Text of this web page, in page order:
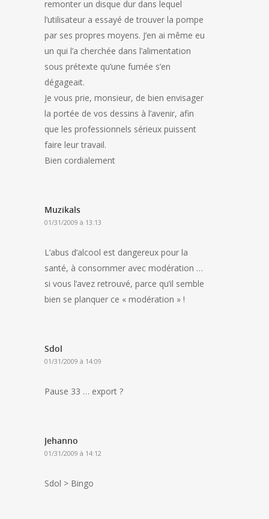
remonter un disque dur dans lequel
l’utilisateur a essayé de trouver la pompe
par ses propres moyens. J’en ai même eu
un qui l’a cherchée dans l’alimentation
sous prétexte qu’une fumée s’en
dégageait.
Je vous prie, monsieur, de bien envisager
la portée de vos dessins à l’avenir, afin
que les professionnels sérieux puissent
faire leur travail.
Bien cordialement
Muzikals
01/31/2009 à 13:13
L’abus d’alcool est dangereux pour la
santé, à consommer avec modération …
si vous l’avez retrouvé, parce qu’il semble
bien se planquer ce « modération » !
Sdol
01/31/2009 à 14:09
Pause 33 … export ?
Jehanno
01/31/2009 à 14:12
Sdol > Bingo